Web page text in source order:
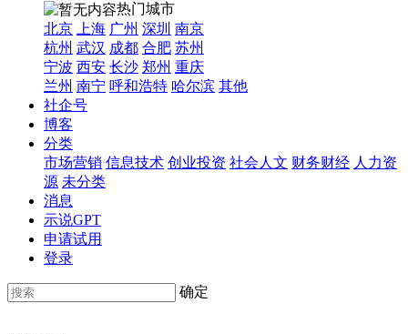
热门城市
北京
上海 广州 深圳 南京
杭州 武汉 成都 合肥 苏州
宁波 西安 长沙 郑州 重庆
兰州 南宁 呼和浩特 哈尔滨 其他
社企号
博客
分类
市场营销 信息技术 创业投资 社会人文 财务财经 人力资
源 未分类
消息
示说GPT
申请试用
登录
确定